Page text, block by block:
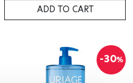
ADD TO CART
-30%